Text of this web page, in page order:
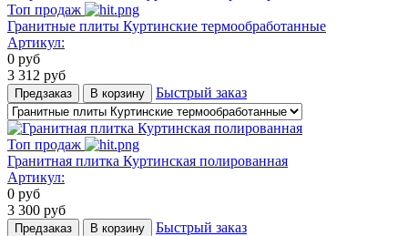
Топ продаж
Гранитные плиты Куртинские термообработанные
Артикул:
0 руб
3 312 руб
Предзаказ В корзину Быстрый заказ
Топ продаж
Гранитная плитка Куртинская полированная
Артикул:
0 руб
3 300 руб
Предзаказ В корзину Быстрый заказ